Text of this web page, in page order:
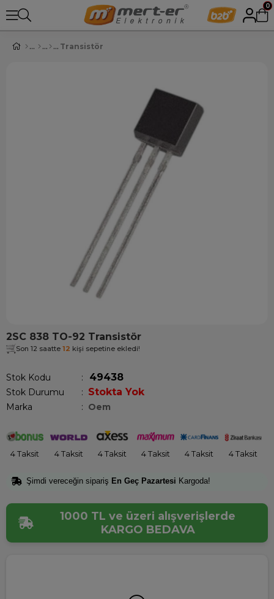
0
Transistör
2SC 838 TO-92 Transistör
Son 12 saatte 12 kişi sepetine ekledi!
Stok Kodu 49438
Stok Durumu : Stokta Yok
Marka : Oem
4 Taksit 4 Taksit 4 Taksit 4 Taksit 4 Taksit 4 Taksit
Şimdi vereceğin sipariş En Geç Pazartesi Kargoda!
1000 TL ve üzeri alışverişlerde
KARGO BEDAVA